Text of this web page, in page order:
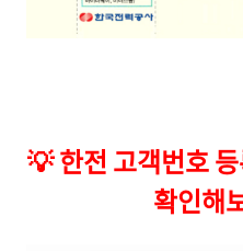
💡한전 고객번호
확인해